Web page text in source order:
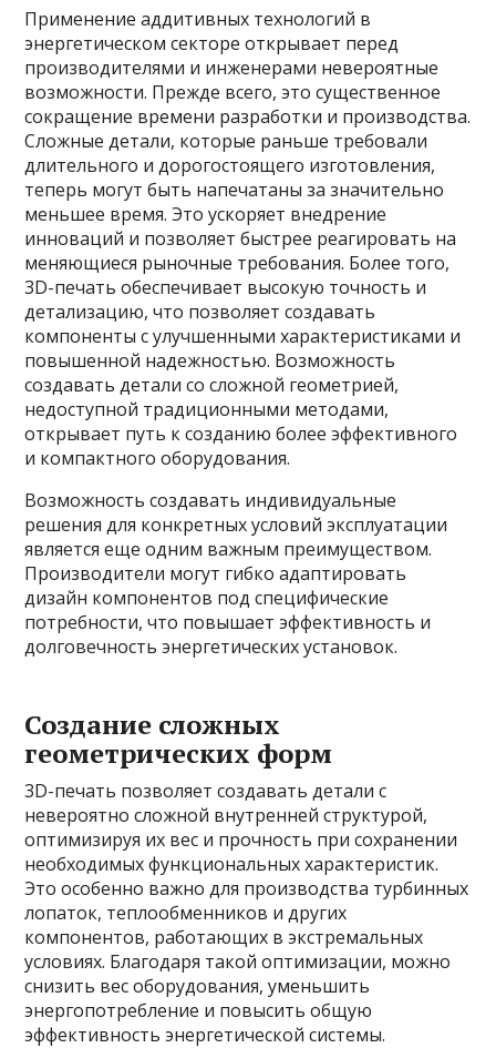
Применение аддитивных технологий в
энергетическом секторе открывает перед
производителями и инженерами невероятные
возможности. Прежде всего, это существенное
сокращение времени разработки и производства.
Сложные детали, которые раньше требовали
длительного и дорогостоящего изготовления,
теперь могут быть напечатаны за значительно
меньшее время. Это ускоряет внедрение
инноваций и позволяет быстрее реагировать на
меняющиеся рыночные требования. Более того,
3D-печать обеспечивает высокую точность и
детализацию, что позволяет создавать
компоненты с улучшенными характеристиками и
повышенной надежностью. Возможность
создавать детали со сложной геометрией,
недоступной традиционными методами,
открывает путь к созданию более эффективного
и компактного оборудования.
Возможность создавать индивидуальные
решения для конкретных условий эксплуатации
является еще одним важным преимуществом.
Производители могут гибко адаптировать
дизайн компонентов под специфические
потребности, что повышает эффективность и
долговечность энергетических установок.
Создание сложных
геометрических форм
3D-печать позволяет создавать детали с
невероятно сложной внутренней структурой,
оптимизируя их вес и прочность при сохранении
необходимых функциональных характеристик.
Это особенно важно для производства турбинных
лопаток, теплообменников и других
компонентов, работающих в экстремальных
условиях. Благодаря такой оптимизации, можно
снизить вес оборудования, уменьшить
энергопотребление и повысить общую
эффективность энергетической системы.